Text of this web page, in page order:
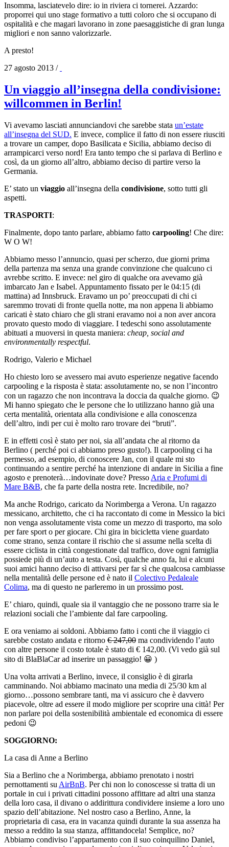
Insomma, lasciatevelo dire: io in riviera ci tornerei. Azzardo:
proporrei qui uno stage formativo a tutti coloro che si occupano di
ospitalità e che magari lavorano in zone paesaggistiche di gran lunga
migliori e non sanno valorizzarle.
A presto!
27 agosto 2013 /
Un viaggio all’insegna della condivisione:
willcommen in Berlin!
Vi avevamo lasciati annunciandovi che sarebbe stata un’estate
all’insegna del SUD. E invece, complice il fatto di non essere riusciti
a trovare un camper, dopo Basilicata e Sicilia, abbiamo deciso di
arrampicarci verso nord! Era tanto tempo che si parlava di Berlino e
così, da un giorno all’altro, abbiamo deciso di partire verso la
Germania.
E’ stato un viaggio all’insegna della condivisione, sotto tutti gli
aspetti.
TRASPORTI:
Finalmente, dopo tanto parlare, abbiamo fatto carpooling! Che dire:
W O W!
Abbiamo messo l’annuncio, quasi per scherzo, due giorni prima
della partenza ma senza una grande convinzione che qualcuno ci
avrebbe scritto. E invece: nel giro di qualche ora avevamo già
imbarcato Jan e Isabel. Appuntamento fissato per le 04:15 (di
mattina) ad Innsbruck. Eravamo un po’ preoccupati di chi ci
saremmo trovati di fronte quella notte, ma non appena li abbiamo
caricati è stato chiaro che gli strani eravamo noi a non aver ancora
provato questo modo di viaggiare. I tedeschi sono assolutamente
abituati a muoversi in questa maniera: cheap, social and
environmentally respectful.
Rodrigo, Valerio e Michael
Ho chiesto loro se avessero mai avuto esperienze negative facendo
carpooling e la risposta è stata: assolutamente no, se non l’incontro
con un ragazzo che non incontrava la doccia da qualche giorno. 😉
Mi hanno spiegato che le persone che lo utilizzano hanno già una
certa mentalità, orientata alla condivisione e alla conoscenza
dell’altro, indi per cui è molto raro trovare dei “bruti”.
E in effetti così è stato per noi, sia all’andata che al ritorno da
Berlino ( perché poi ci abbiamo preso gusto!). Il carpooling ci ha
permesso, ad esempio, di conoscere Jan, con il quale mi sto
continuando a sentire perché ha intenzione di andare in Sicilia a fine
agosto e prenoterà…indovinate dove? Presso Aria e Profumi di
Mare B&B, che fa parte della nostra rete. Incredibile, no?
Ma anche Rodrigo, caricato da Norimberga a Verona. Un ragazzo
messicano, architetto, che ci ha raccontato di come in Messico la bici
non venga assolutamente vista come un mezzo di trasporto, ma solo
per fare sport o per giocare. Chi gira in bicicletta viene guardato
come strano, senza contare il rischio che si assume nella scelta di
essere ciclista in città congestionate dal traffico, dove ogni famiglia
possiede più di un’auto a testa. Così, qualche anno fa, lui e alcuni
suoi amici hanno deciso di attivarsi per far sì che qualcosa cambiasse
nella mentalità delle persone ed è nato il Colectivo Pedaleale
Colima, ma di questo ne parleremo in un prossimo post.
E’ chiaro, quindi, quale sia il vantaggio che ne possono trarre sia le
relazioni sociali che l’ambiente dal fare carpooling.
E ora veniamo ai soldoni. Abbiamo fatto i conti che il viaggio ci
sarebbe costato andata e ritorno € 247,00 ma condividendo l’auto
con altre persone il costo totale è stato di € 142,00. (Vi vedo già sul
sito di BlaBlaCar ad inserire un passaggio! 😀 )
Una volta arrivati a Berlino, invece, il consiglio è di girarla
camminando. Noi abbiamo macinato una media di 25/30 km al
giorno…possono sembrare tanti, ma vi assicuro che è davvero
piacevole, oltre ad essere il modo migliore per scoprire una città! Per
non parlare poi della sostenibilità ambientale ed economica di essere
pedoni 😉
SOGGIORNO:
La casa di Anne a Berlino
Sia a Berlino che a Norimberga, abbiamo prenotato i nostri
pernottamenti su AirBnB. Per chi non lo conoscesse si tratta di un
portale in cui i privati cittadini possono affittare ad altri una stanza
della loro casa, il divano o addirittura condividere insieme a loro uno
spazio dell’abitazione. Nel nostro caso a Berlino, Anne, la
proprietaria di casa, era in vacanza quindi durante la sua assenza ha
messo a reddito la sua stanza, affittandocela! Semplice, no?
Abbiamo condiviso l’appartamento con il suo coinquilino Daniel,